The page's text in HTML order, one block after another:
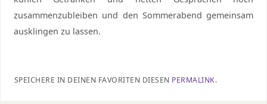
zusammenzubleiben und den Sommerabend gemeinsam
ausklingen zu lassen.
SPEICHERE IN DEINEN FAVORITEN DIESEN PERMALINK.